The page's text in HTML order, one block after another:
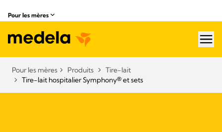
Pour les mères
Pour les mères Produits
Tire-lait
Tire-lait hospitalier Symphony® et sets​